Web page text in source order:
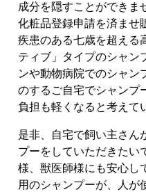
成分を隠すことができま
化粧品登録申請を済ませ
疾患のある七歳を超える
ティブ」タイプのシャン
ンや動物病院でのシャン
のするご自宅でシャンプ
負担も軽くなると考えて
是非、自宅で飼い主さん
プーをしていただきたい
様、獣医師様にも安心し
用のシャンプーが、人が